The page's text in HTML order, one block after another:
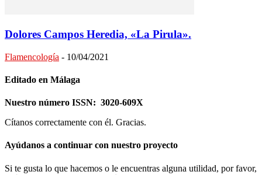
Dolores Campos Heredia, «La Pirula».
Flamencología - 10/04/2021
Editado en Málaga
Nuestro número ISSN: 3020-609X
Cítanos correctamente con él. Gracias.
Ayúdanos a continuar con nuestro proyecto
Si te gusta lo que hacemos o le encuentras alguna utilidad, por favor,